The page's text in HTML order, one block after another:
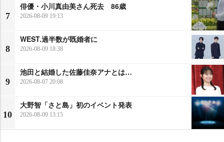
7
俳優・小川真由美さん死去 86歳
2026-08-09 19:13
8
WEST.過半数が既婚者に
2026-08-09 18:38
9
池田と結婚した佐藤佳奈アナとは…
2026-08-07 20:08
10
大野智「さと島」初のイベント発表
2026-08-09 13:15